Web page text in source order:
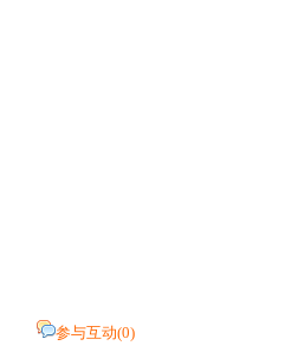
参与互动(0)